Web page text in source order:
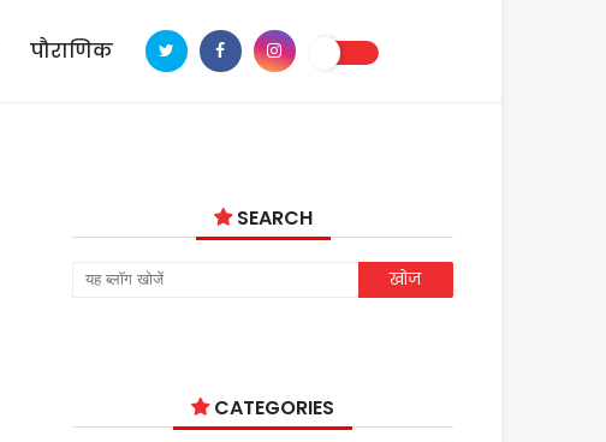
पौराणिक
SEARCH
CATEGORIES